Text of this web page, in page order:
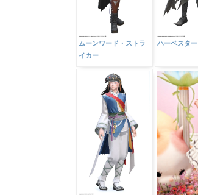
ムーンワード・ストラ
イカー
ハーベスター